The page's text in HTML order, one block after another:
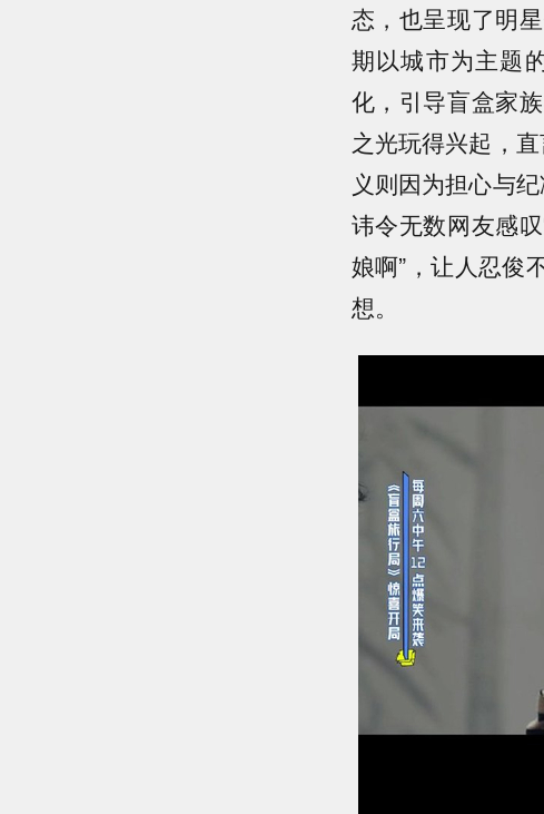
态，也呈现了明
期以城市为主题
化，引导盲盒家
之光玩得兴起，
义则因为担心与
讳令无数网友感
娘啊”，让人忍俊
想。